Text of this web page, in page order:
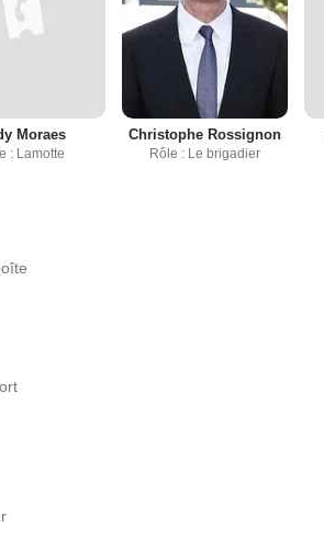
Moraes
: Lamotte
Christophe Rossignon
Rôle : Le brigadier